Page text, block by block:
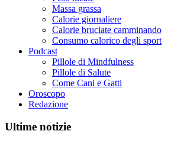
Massa grassa
Calorie giornaliere
Calorie bruciate camminando
Consumo calorico degli sport
Podcast
Pillole di Mindfulness
Pillole di Salute
Come Cani e Gatti
Oroscopo
Redazione
Ultime notizie